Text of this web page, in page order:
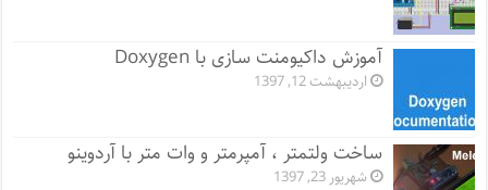
آموزش داکیومنت سازی با Doxygen
اردیبهشت 12, 1397
ساخت ولتمتر ، آمپرمتر و وات متر با آردوینو
شهریور 23, 1397